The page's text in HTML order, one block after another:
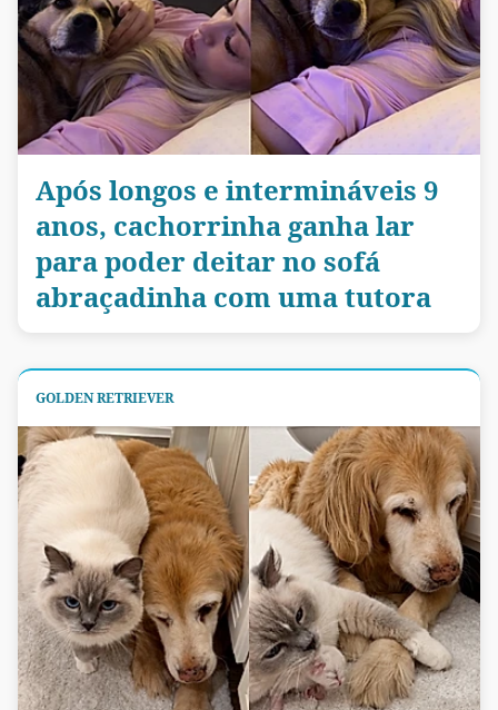
Após longos e intermináveis 9
anos, cachorrinha ganha lar
para poder deitar no sofá
abraçadinha com uma tutora
GOLDEN RETRIEVER